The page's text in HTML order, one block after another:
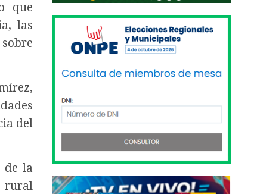
que
las
del
de la
rural